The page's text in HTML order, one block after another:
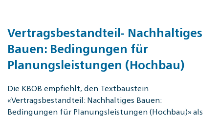
Vertragsbestandteil- Nachhaltiges
Bauen: Bedingungen für
Planungsleistungen (Hochbau)
Die KBOB empfiehlt, den Textbaustein
«Vertragsbestandteil: Nachhaltiges Bauen:
Bedingungen für Planungsleistungen (Hochbau)» als